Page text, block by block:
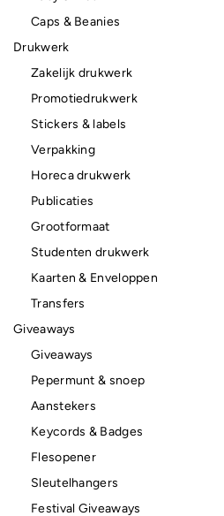
Caps & Beanies
Drukwerk
Zakelijk drukwerk
Promotiedrukwerk
Stickers & labels
Verpakking
Horeca drukwerk
Publicaties
Grootformaat
Studenten drukwerk
Kaarten & Enveloppen
Transfers
Giveaways
Giveaways
Pepermunt & snoep
Aanstekers
Keycords & Badges
Flesopener
Sleutelhangers
Festival Giveaways